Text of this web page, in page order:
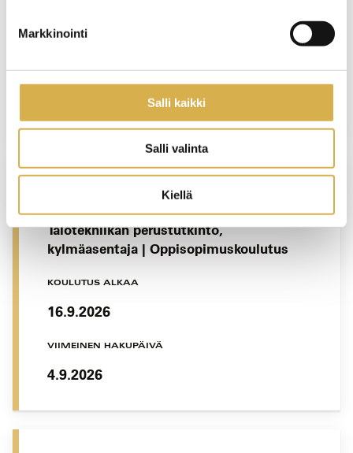
Markkinointi
Salli kaikki
Salli valinta
Kiellä
9.9.2026
Talotekniikan perustutkinto,
kylmäasentaja | Oppisopimuskoulutus
KOULUTUS ALKAA
16.9.2026
VIIMEINEN HAKUPÄIVÄ
4.9.2026